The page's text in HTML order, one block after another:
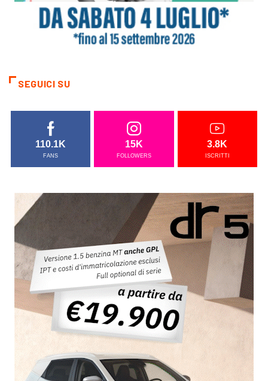
SEGUICI SU
110.1K
FANS
15K
FOLLOWERS
3.8K
ISCRITTI